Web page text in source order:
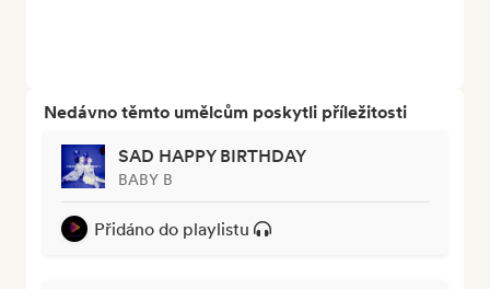
Nedávno těmto umělcům poskytli příležitosti
SAD HAPPY BIRTHDAY
BABY B
Přidáno do playlistu